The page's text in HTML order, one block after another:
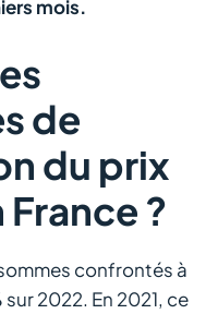
mois.
de
du prix
?
confrontés à
sur 2022. En 2021, ce